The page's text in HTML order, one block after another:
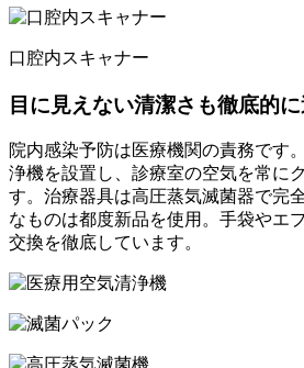
口腔内スキャナー
目に見えない清潔さも徹底的
院内感染予防は医療機関の責務です
浄機を設置し、診療室の空気を常に
す。治療器具は高圧蒸気滅菌器で完
なものは都度新品を使用。手袋やエ
交換を徹底しています。